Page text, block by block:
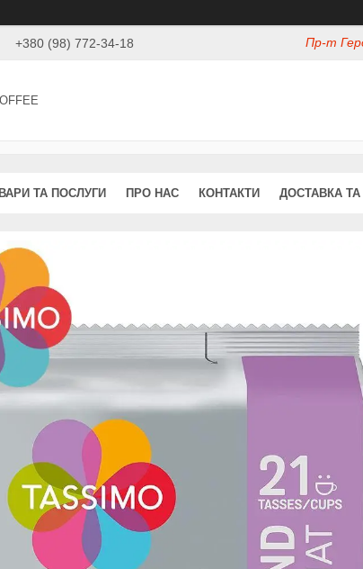
+380 (98) 772-34-18 Пр-т
ТА ПОСЛУГИ ПРО НАС КОНТАКТИ ДОСТАВКА